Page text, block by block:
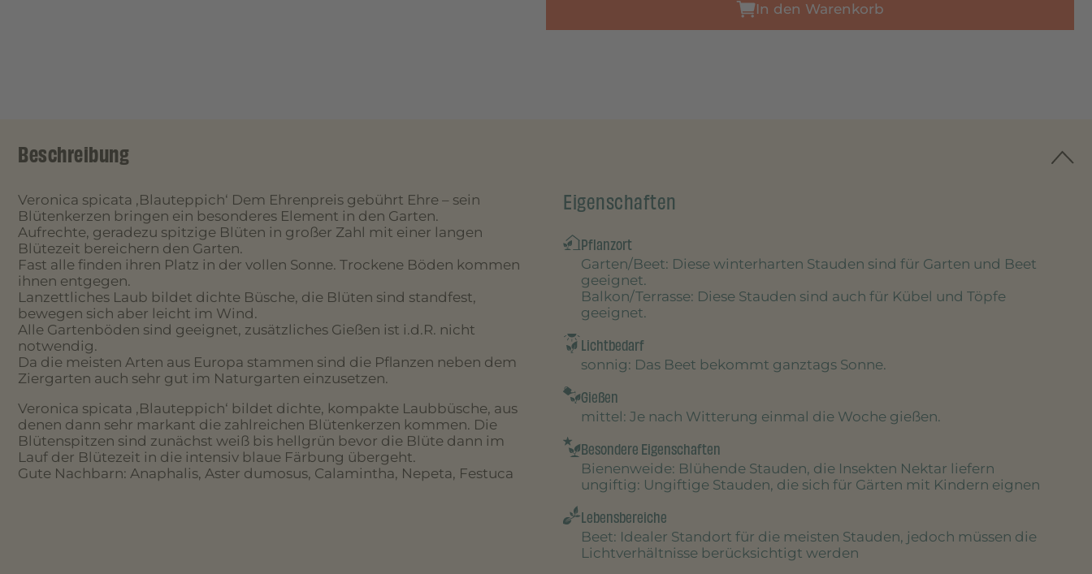
In den Warenkorb
Beschreibung
Veronica spicata ‚Blauteppich‘ Dem Ehrenpreis gebührt Ehre – sein
Blütenkerzen bringen ein besonderes Element in den Garten.
Aufrechte, geradezu spitzige Blüten in großer Zahl mit einer langen
Blütezeit bereichern den Garten.
Fast alle finden ihren Platz in der vollen Sonne. Trockene Böden kommen
ihnen entgegen.
Lanzettliches Laub bildet dichte Büsche, die Blüten sind standfest,
bewegen sich aber leicht im Wind.
Alle Gartenböden sind geeignet, zusätzliches Gießen ist i.d.R. nicht
notwendig.
Da die meisten Arten aus Europa stammen sind die Pflanzen neben dem
Ziergarten auch sehr gut im Naturgarten einzusetzen.
Veronica spicata ‚Blauteppich‘ bildet dichte, kompakte Laubbüsche, aus
denen dann sehr markant die zahlreichen Blütenkerzen kommen. Die
Blütenspitzen sind zunächst weiß bis hellgrün bevor die Blüte dann im
Lauf der Blütezeit in die intensiv blaue Färbung übergeht.
Gute Nachbarn: Anaphalis, Aster dumosus, Calamintha, Nepeta, Festuca
Eigenschaften
Pflanzort
Garten/Beet: Diese winterharten Stauden sind für Garten und Beet
geeignet.
Balkon/Terrasse: Diese Stauden sind auch für Kübel und Töpfe
geeignet.
Lichtbedarf
sonnig: Das Beet bekommt ganztags Sonne.
Gießen
mittel : Je nach Witterung einmal die Woche gießen.
Besondere Eigenschaften
Bienenweide: Blühende Stauden, die Insekten Nektar liefern
ungiftig: Ungiftige Stauden, die sich für Gärten mit Kindern eignen
Lebensbereiche
Beet: Idealer Standort für die meisten Stauden, jedoch müssen die
Lichtverhältnisse berücksichtigt werden